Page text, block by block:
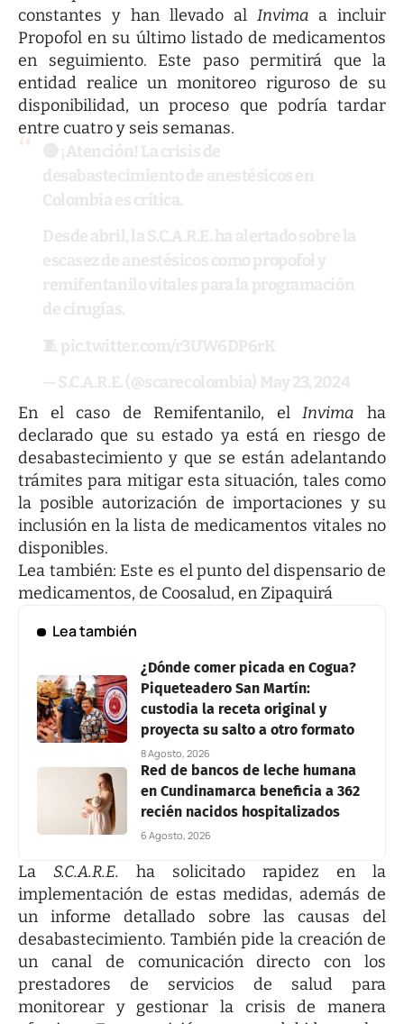
constantes y han llevado al Invima a incluir
Propofol en su último listado de medicamentos
en seguimiento. Este paso permitirá que la
entidad realice un monitoreo riguroso de su
disponibilidad, un proceso que podría tardar
entre cuatro y seis semanas.
En el caso de Remifentanilo, elInvima ha
declarado que su estado ya está en riesgo de
desabastecimiento y que se están adelantando
trámites para mitigar esta situación, tales como
la posible autorización de importaciones y su
inclusión en la lista de medicamentos vitales no
disponibles.
Lea también: Este es el punto del dispensario de
medicamentos, de Coosalud, en Zipaquirá
Lea también
¿Dónde comer picada en Cogua?
Piqueteadero San Martín:
custodia la receta original y
proyecta su salto a otro formato
8 Agosto, 2026
Red de bancos de leche humana
en Cundinamarca beneficia a 362
recién nacidos hospitalizados
6 Agosto, 2026
La S.C.A.R.E. ha solicitado rapidez en la
implementación de estas medidas, además de
un informe detallado sobre las causas del
desabastecimiento. También pide la creación de
un canal de comunicación directo con los
prestadores de servicios de salud para
monitorear y gestionar la crisis de manera